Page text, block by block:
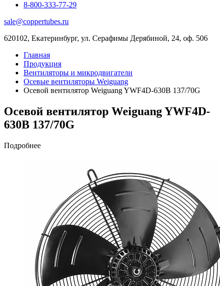
8-800-333-77-29
sale@coppertubes.ru
620102, Екатеринбург, ул. Серафимы Дерябиной, 24, оф. 506
Главная
Продукция
Вентиляторы и микродвигатели
Осевые вентиляторы Weiguang
Осевой вентилятор Weiguang YWF4D-630В 137/70G
Осевой вентилятор Weiguang YWF4D-
630В 137/70G
Подробнее